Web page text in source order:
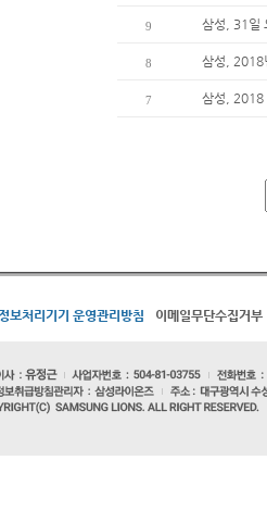
9 삼성, 31일
8 삼성, 2018
7 삼성, 2018
보처리기기 운영관리방침 이메일무단수집거부